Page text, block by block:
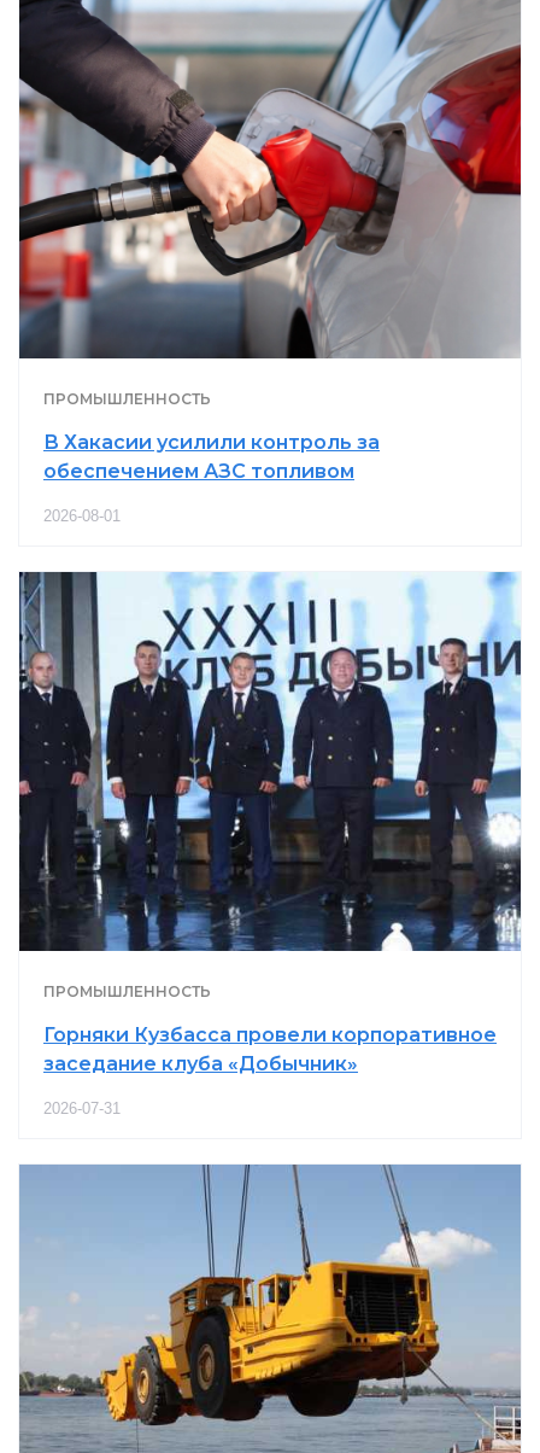
ПРОМЫШЛЕННОСТЬ
В Хакасии усилили контроль за
обеспечением АЗС топливом
2026-08-01
ПРОМЫШЛЕННОСТЬ
Горняки Кузбасса провели корпоративное
заседание клуба «Добычник»
2026-07-31